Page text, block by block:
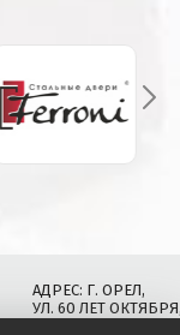
АДРЕС: Г. ОРЕЛ,
УЛ. 60 ЛЕТ